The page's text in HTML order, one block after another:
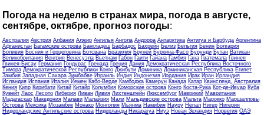
Погода на неделю в странах мира, погода в августе,
сентябре, октябре, прогноз погоды:
Австралия Австрия Албания Алжир Ангилья Ангола Андорра Антарктика Антигуа и Барбуда Аргентина
Афганистан Багамские острова Бангладеш Барбадос Бахрейн Белиз Бельгия Бенин Болгария
Боливия Босния и Герцеговина Ботсвана Бразилия Бруней Буркина-Фасо Бурунди Бутан Ватикан
Великобритания Венгрия Венесуэла Вьетнам Габон Гаити Гайана Гамбия Гана Гватемала Гвинея
Гвинея-Бисау Германия Гондурас Гренада Греция Дания Демократическая Республика Восточного
Тимора Демократической Республики Конго Джибути Доминика Доминиканская Республика Египет
Замбия Западная Сахара Зимбабве Израиль Индия Индонезия Иордания Ирак Иран Ирландия
Исландия Испания Италия Йемен Кабо-Верде Камбоджа Камерун Канада Катар Квинсленд, Австралия
Кения Кипр Кирибати Китай Китайр Колумбия Коморские острова Конго Коста-Рика Кот-де-Ивуар Куба
Кувейт Лаос Лесото Либерия Ливан Ливия Лихтенштейн Люксембург Маврикий Мавритания
Мадагаскар Македония Малави Малайзия Мали Мальдивские острова Мальта Марокко Маршалловы
Острова Мексика Мозамбик Монако Монголия Мьянма Намибия Науру Непал Нигер Нигерия
Нидерландские Антильские острова Нидерланды Никарагуа Ниуэ Новая Зеландия Норвегия ОАЭ